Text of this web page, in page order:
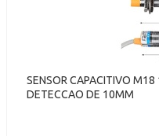
SENSOR CAPACITIVO
DETECCAO DE 10MM